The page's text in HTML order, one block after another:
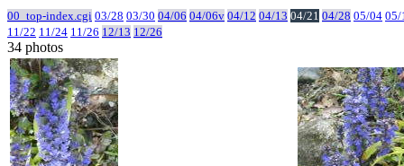
00_top-index.cgi 03/28 03/30 04/06 04/06v 04/12 04/13 04/21 04/28 05/04 05/
11/22 11/24 11/26 12/13 12/26
34 photos